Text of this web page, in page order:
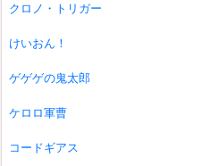
クロノ・トリガー
けいおん！
ゲゲゲの鬼太郎
ケロロ軍曹
コードギアス